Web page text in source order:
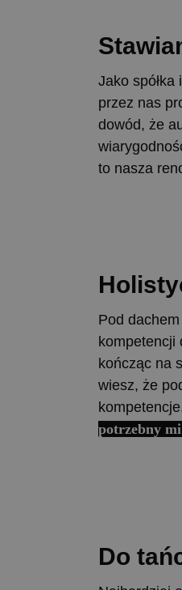
Jako
przez nas
dowód, że
to nasza
Pod
kompetencji
kończąc na
wiesz, że
potrzebny
Do